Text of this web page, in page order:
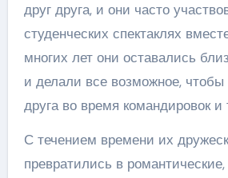
друг друга, и они часто
студенческих спектаклях
многих лет они оставались
и делали все возможное, чтобы
друга во время командировок и
С течением времени их
превратились в